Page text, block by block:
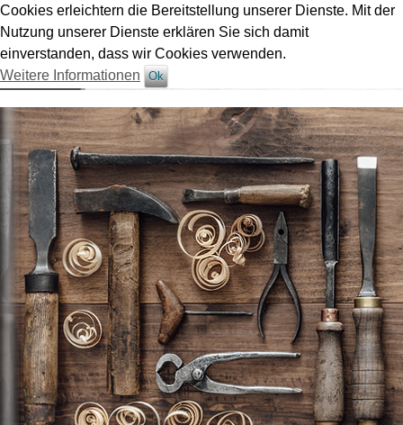
Cookies erleichtern die Bereitstellung unserer Dienste. Mit der
Nutzung unserer Dienste erklären Sie sich damit
einverstanden, dass wir Cookies verwenden.
Weitere Informationen
Ok